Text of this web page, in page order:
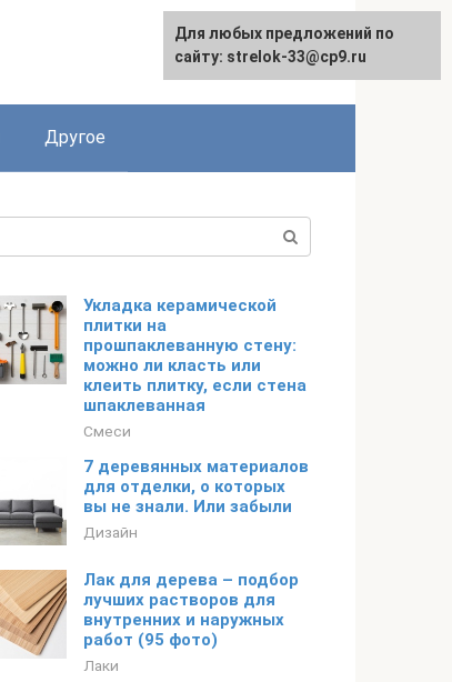
Другое
Укладка керамической
плитки на
прошпаклеванную стену:
можно ли класть или
клеить плитку, если стена
шпаклеванная
Смеси
7 деревянных материалов
для отделки, о которых
вы не знали. Или забыли
Дизайн
Лак для дерева – подбор
лучших растворов для
внутренних и наружных
работ (95 фото)
Лаки
Для любых предложений по
сайту: strelok-33@cp9.ru
Для любых предложений по
сайту: strelok-33@cp9.ru